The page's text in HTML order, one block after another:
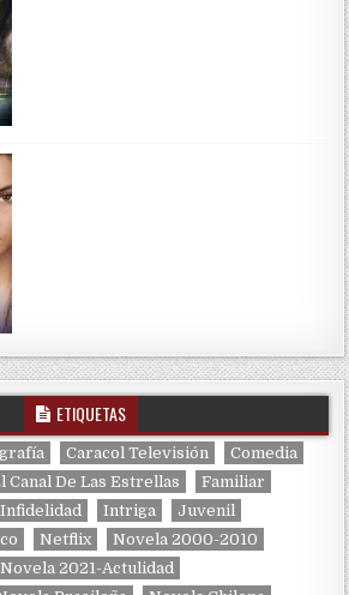
ETIQUETAS
Caracol Televisión
Comedia
Canal De Las Estrellas
Familiar
Infidelidad Intriga
Juvenil
Netflix
Novela 2000-2010
Novela 2021-Actulidad